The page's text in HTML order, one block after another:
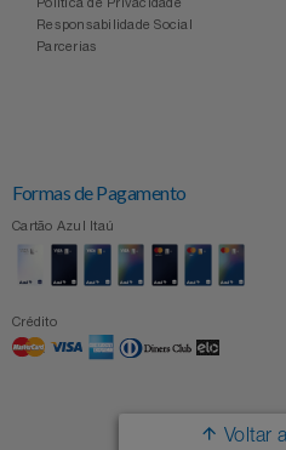
Responsabilidade Social
Parcerias
Formas de Pagamento
Cartão Azul Itaú
Crédito
Voltar